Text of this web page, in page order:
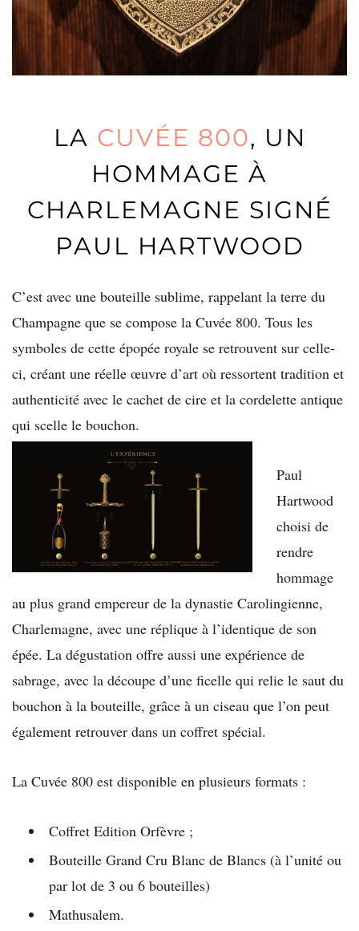
LA CUVÉE 800, UN
HOMMAGE À
CHARLEMAGNE SIGNÉ
PAUL HARTWOOD
C’est avec une bouteille sublime, rappelant la terre du
Champagne que se compose la Cuvée 800. Tous les
symboles de cette épopée royale se retrouvent sur celle-
ci, créant une réelle œuvre d’art où ressortent tradition et
authenticité avec le cachet de cire et la cordelette antique
qui scelle le bouchon.
Paul
Hartwood
choisi de
rendre
hommage
au plus grand empereur de la dynastie Carolingienne,
Charlemagne, avec une réplique à l’identique de son
épée. La dégustation offre aussi une expérience de
sabrage, avec la découpe d’une ficelle qui relie le saut du
bouchon à la bouteille, grâce à un ciseau que l’on peut
également retrouver dans un coffret spécial.
La Cuvée 800 est disponible en plusieurs formats :
Coffret Edition Orfèvre ;
Bouteille Grand Cru Blanc de Blancs (à l’unité ou
par lot de 3 ou 6 bouteilles)
Mathusalem.